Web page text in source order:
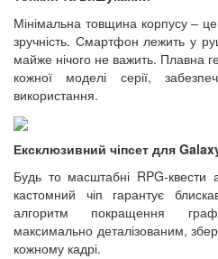
Мінімальна товщина корпусу –
зручність. Смартфон лежить у
майже нічого не важить. Плавна
кожної моделі серії,
використання.
Ексклюзивний чіпсет для
Будь то масштабні RPG-квести
кастомний чіп гарантує
алгоритм покращення
максимально деталізованим,
кожному кадрі.